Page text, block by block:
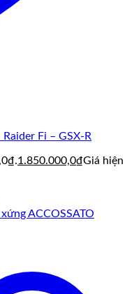
Fi – GSX-R
1.850.000,0₫Giá hiện